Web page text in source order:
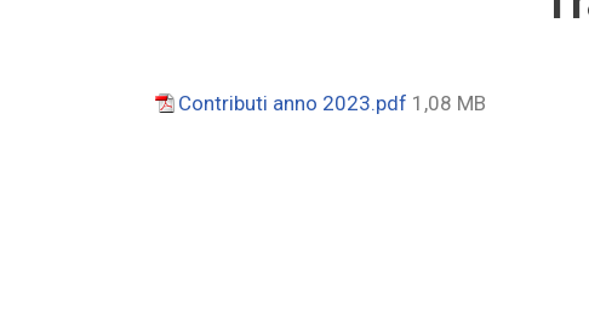
Contributi anno 2023.pdf 1,08 MB